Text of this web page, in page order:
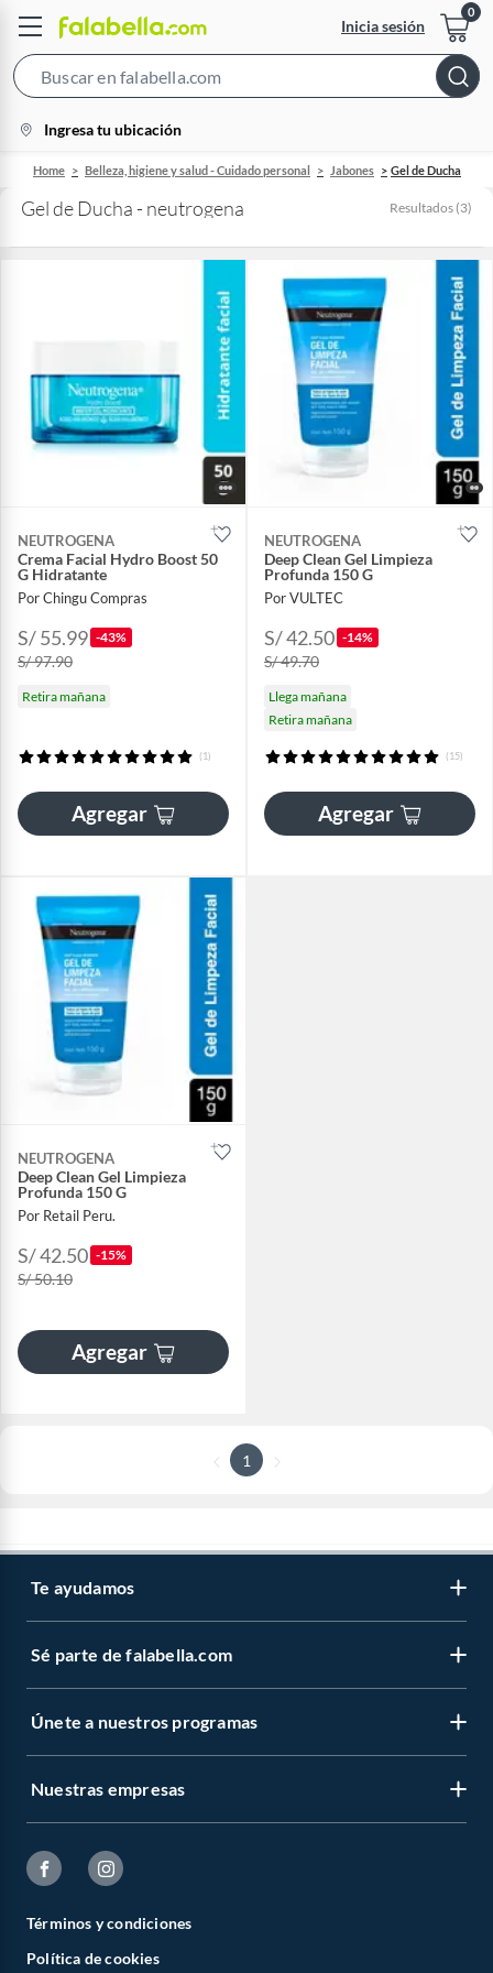
Inicia sesión
Bar
location-
icon
Ingresa tu ubicación
Home Belleza, higiene y salud - Cuidado personal Jabones Gel de Ducha
Gel de Ducha - neutrogena Resultados (3)
NEUTROGENA
Crema Facial Hydro Boost 50
G Hidratante
Por Chingu Compras
S/ 55.99 -43%
S/ 97.90
Retira mañana
(1)
Agregar
NEUTROGENA
Deep Clean Gel Limpieza
Profunda 150 G
Por VULTEC
S/ 42.50 -14%
S/ 49.70
Llega mañana
Retira mañana
(15)
Agregar
NEUTROGENA
Deep Clean Gel Limpieza
Profunda 150 G
Por Retail Peru.
S/ 42.50 -15%
S/ 50.10
Agregar
1
Te ayudamos
Sé parte de falabella.com
Únete a nuestros programas
Nuestras empresas
Términos y condiciones
Política de cookies